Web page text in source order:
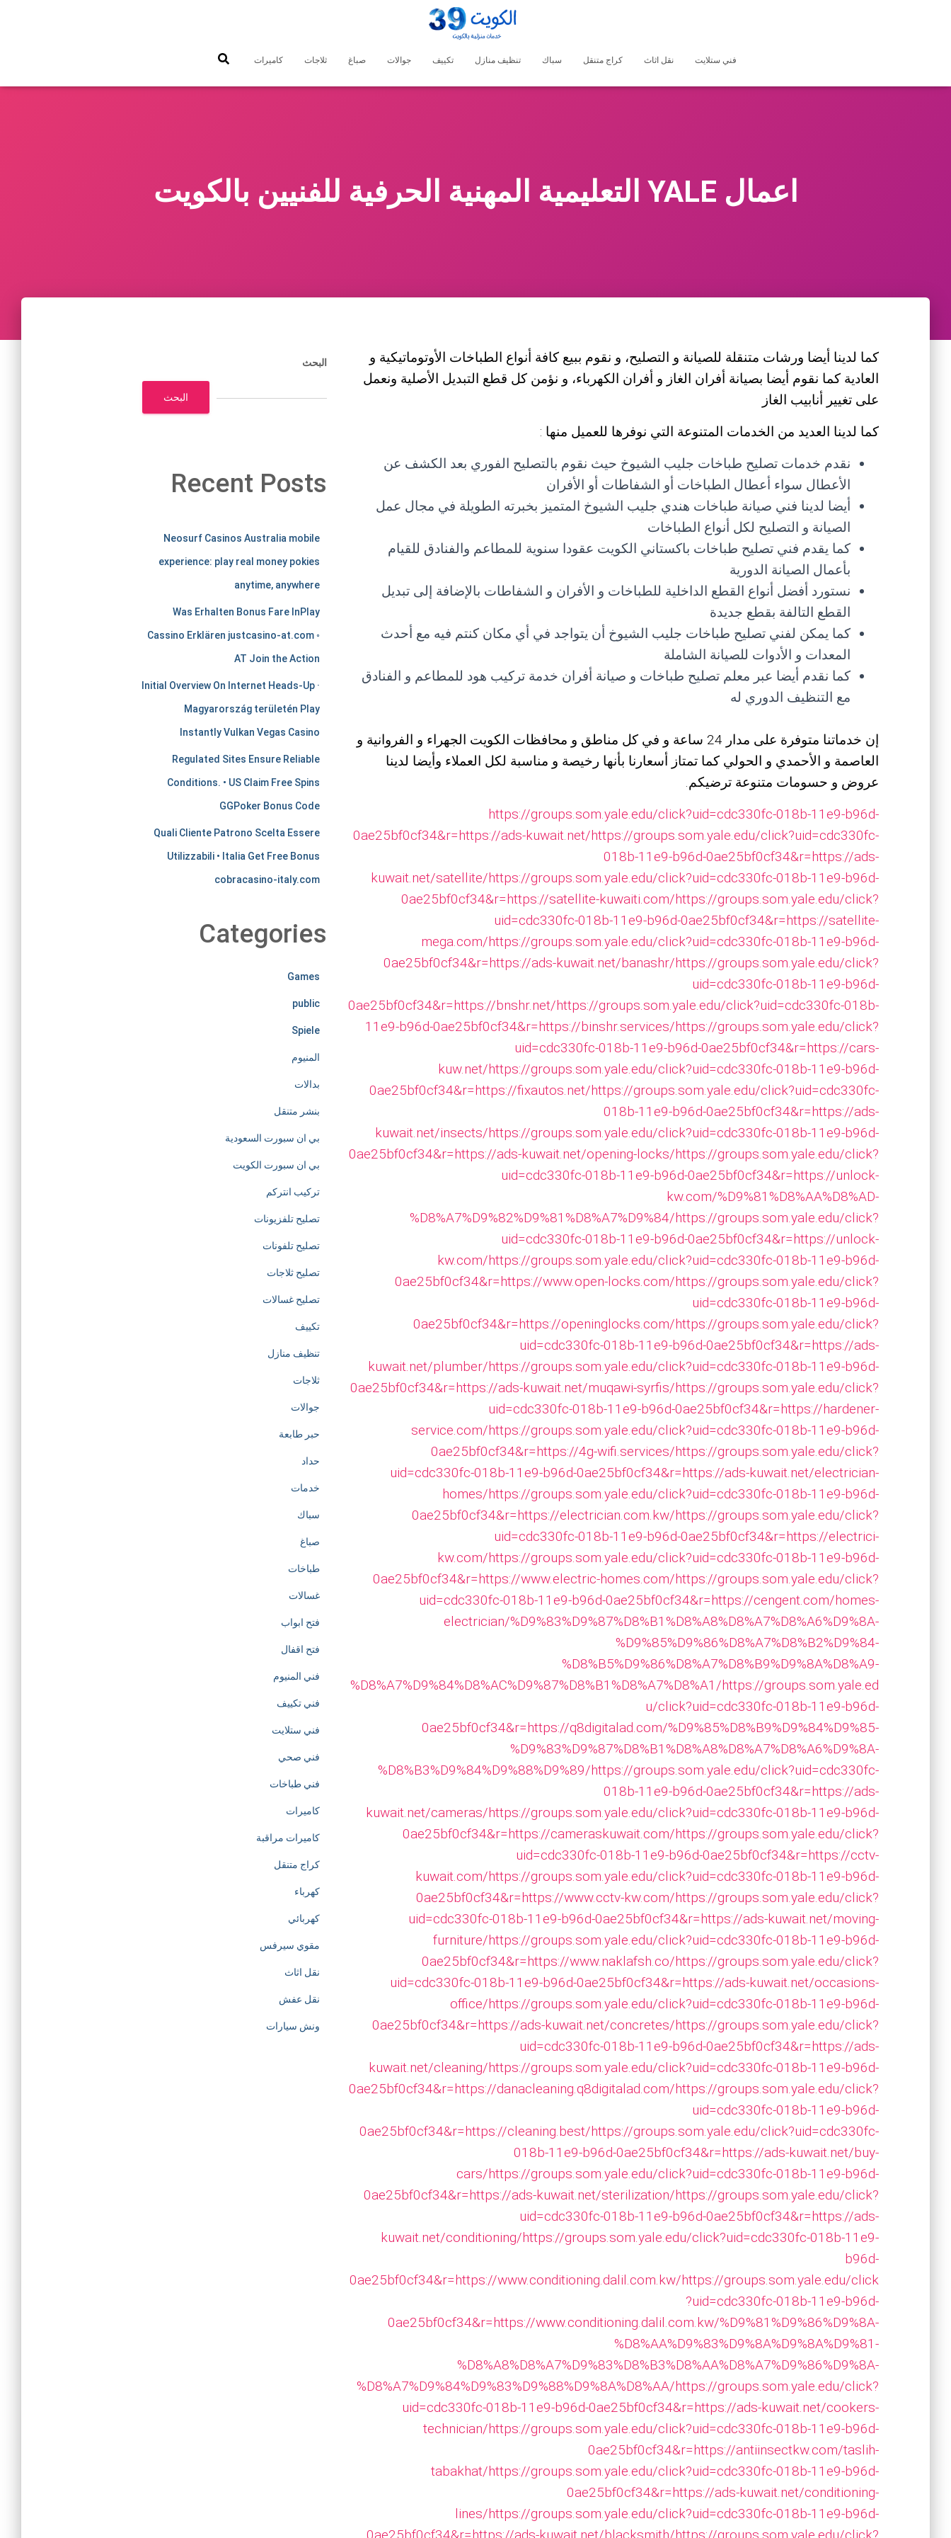
فني ستلايت نقل اثاث كراج متنقل سباك تنظيف منازل تكييف جوالات صباغ ثلاجات كاميرات
اعمال YALE التعليمية المهنية الحرفية للفنيين بالكويت
كما لدينا أيضا ورشات متنقلة للصيانة و التصليح، و نقوم ببيع كافة أنواع الطباخات الأوتوماتيكية و
العادية كما نقوم أيضا بصيانة أفران الغاز و أفران الكهرباء، و نؤمن كل قطع التبديل الأصلية ونعمل
على تغيير أنابيب الغاز
كما لدينا العديد من الخدمات المتنوعة التي نوفرها للعميل منها :
نقدم خدمات تصليح طباخات جليب الشيوخ حيث نقوم بالتصليح الفوري بعد الكشف عن
الأعطال سواء أعطال الطباخات أو الشفاطات أو الأفران
أيضا لدينا فني صيانة طباخات هندي جليب الشيوخ المتميز بخبرته الطويلة في مجال عمل
الصيانة و التصليح لكل أنواع الطباخات
كما يقدم فني تصليح طباخات باكستاني الكويت عقودا سنوية للمطاعم والفنادق للقيام
بأعمال الصيانة الدورية
نستورد أفضل أنواع القطع الداخلية للطباخات و الأفران و الشفاطات بالإضافة إلى تبديل
القطع التالفة بقطع جديدة
كما يمكن لفني تصليح طباخات جليب الشيوخ أن يتواجد في أي مكان كنتم فيه مع أحدث
المعدات و الأدوات للصيانة الشاملة
كما نقدم أيضا عبر معلم تصليح طباخات و صيانة أفران خدمة تركيب هود للمطاعم و الفنادق
مع التنظيف الدوري له
إن خدماتنا متوفرة على مدار 24 ساعة و في كل مناطق و محافظات الكويت الجهراء و الفروانية و
العاصمة و الأحمدي و الحولي كما تمتاز أسعارنا بأنها رخيصة و مناسبة لكل العملاء وأيضا لدينا
عروض و حسومات متنوعة ترضيكم.
https://groups.som.yale.edu/click?uid=cdc330fc-018b-11e9-b96d-
0ae25bf0cf34&r=https://ads-kuwait.net/https://groups.som.yale.edu/click?uid=cdc330fc-
018b-11e9-b96d-0ae25bf0cf34&r=https://ads-
kuwait.net/satellite/https://groups.som.yale.edu/click?uid=cdc330fc-018b-11e9-b96d-
0ae25bf0cf34&r=https://satellite-kuwaiti.com/https://groups.som.yale.edu/click?
uid=cdc330fc-018b-11e9-b96d-0ae25bf0cf34&r=https://satellite-
mega.com/https://groups.som.yale.edu/click?uid=cdc330fc-018b-11e9-b96d-
0ae25bf0cf34&r=https://ads-kuwait.net/banashr/https://groups.som.yale.edu/click?
uid=cdc330fc-018b-11e9-b96d-
0ae25bf0cf34&r=https://bnshr.net/https://groups.som.yale.edu/click?uid=cdc330fc-018b-
11e9-b96d-0ae25bf0cf34&r=https://binshr.services/https://groups.som.yale.edu/click?
uid=cdc330fc-018b-11e9-b96d-0ae25bf0cf34&r=https://cars-
kuw.net/https://groups.som.yale.edu/click?uid=cdc330fc-018b-11e9-b96d-
0ae25bf0cf34&r=https://fixautos.net/https://groups.som.yale.edu/click?uid=cdc330fc-
018b-11e9-b96d-0ae25bf0cf34&r=https://ads-
kuwait.net/insects/https://groups.som.yale.edu/click?uid=cdc330fc-018b-11e9-b96d-
0ae25bf0cf34&r=https://ads-kuwait.net/opening-locks/https://groups.som.yale.edu/click?
uid=cdc330fc-018b-11e9-b96d-0ae25bf0cf34&r=https://unlock-
kw.com/%D9%81%D8%AA%D8%AD-
%D8%A7%D9%82%D9%81%D8%A7%D9%84/https://groups.som.yale.edu/click?
uid=cdc330fc-018b-11e9-b96d-0ae25bf0cf34&r=https://unlock-
kw.com/https://groups.som.yale.edu/click?uid=cdc330fc-018b-11e9-b96d-
0ae25bf0cf34&r=https://www.open-locks.com/https://groups.som.yale.edu/click?
uid=cdc330fc-018b-11e9-b96d-
0ae25bf0cf34&r=https://openinglocks.com/https://groups.som.yale.edu/click?
uid=cdc330fc-018b-11e9-b96d-0ae25bf0cf34&r=https://ads-
kuwait.net/plumber/https://groups.som.yale.edu/click?uid=cdc330fc-018b-11e9-b96d-
0ae25bf0cf34&r=https://ads-kuwait.net/muqawi-syrfis/https://groups.som.yale.edu/click?
uid=cdc330fc-018b-11e9-b96d-0ae25bf0cf34&r=https://hardener-
service.com/https://groups.som.yale.edu/click?uid=cdc330fc-018b-11e9-b96d-
0ae25bf0cf34&r=https://4g-wifi.services/https://groups.som.yale.edu/click?
uid=cdc330fc-018b-11e9-b96d-0ae25bf0cf34&r=https://ads-kuwait.net/electrician-
homes/https://groups.som.yale.edu/click?uid=cdc330fc-018b-11e9-b96d-
0ae25bf0cf34&r=https://electrician.com.kw/https://groups.som.yale.edu/click?
uid=cdc330fc-018b-11e9-b96d-0ae25bf0cf34&r=https://electrici-
kw.com/https://groups.som.yale.edu/click?uid=cdc330fc-018b-11e9-b96d-
0ae25bf0cf34&r=https://www.electric-homes.com/https://groups.som.yale.edu/click?
uid=cdc330fc-018b-11e9-b96d-0ae25bf0cf34&r=https://cengent.com/homes-
electrician/%D9%83%D9%87%D8%B1%D8%A8%D8%A7%D8%A6%D9%8A-
%D9%85%D9%86%D8%A7%D8%B2%D9%84-
%D8%B5%D9%86%D8%A7%D8%B9%D9%8A%D8%A9-
%D8%A7%D9%84%D8%AC%D9%87%D8%B1%D8%A7%D8%A1/https://groups.som.yale.ed
u/click?uid=cdc330fc-018b-11e9-b96d-
0ae25bf0cf34&r=https://q8digitalad.com/%D9%85%D8%B9%D9%84%D9%85-
%D9%83%D9%87%D8%B1%D8%A8%D8%A7%D8%A6%D9%8A-
%D8%B3%D9%84%D9%88%D9%89/https://groups.som.yale.edu/click?uid=cdc330fc-
018b-11e9-b96d-0ae25bf0cf34&r=https://ads-
kuwait.net/cameras/https://groups.som.yale.edu/click?uid=cdc330fc-018b-11e9-b96d-
0ae25bf0cf34&r=https://cameraskuwait.com/https://groups.som.yale.edu/click?
uid=cdc330fc-018b-11e9-b96d-0ae25bf0cf34&r=https://cctv-
kuwait.com/https://groups.som.yale.edu/click?uid=cdc330fc-018b-11e9-b96d-
0ae25bf0cf34&r=https://www.cctv-kw.com/https://groups.som.yale.edu/click?
uid=cdc330fc-018b-11e9-b96d-0ae25bf0cf34&r=https://ads-kuwait.net/moving-
furniture/https://groups.som.yale.edu/click?uid=cdc330fc-018b-11e9-b96d-
0ae25bf0cf34&r=https://www.naklafsh.co/https://groups.som.yale.edu/click?
uid=cdc330fc-018b-11e9-b96d-0ae25bf0cf34&r=https://ads-kuwait.net/occasions-
office/https://groups.som.yale.edu/click?uid=cdc330fc-018b-11e9-b96d-
0ae25bf0cf34&r=https://ads-kuwait.net/concretes/https://groups.som.yale.edu/click?
uid=cdc330fc-018b-11e9-b96d-0ae25bf0cf34&r=https://ads-
kuwait.net/cleaning/https://groups.som.yale.edu/click?uid=cdc330fc-018b-11e9-b96d-
0ae25bf0cf34&r=https://danacleaning.q8digitalad.com/https://groups.som.yale.edu/click?
uid=cdc330fc-018b-11e9-b96d-
0ae25bf0cf34&r=https://cleaning.best/https://groups.som.yale.edu/click?uid=cdc330fc-
018b-11e9-b96d-0ae25bf0cf34&r=https://ads-kuwait.net/buy-
cars/https://groups.som.yale.edu/click?uid=cdc330fc-018b-11e9-b96d-
0ae25bf0cf34&r=https://ads-kuwait.net/sterilization/https://groups.som.yale.edu/click?
uid=cdc330fc-018b-11e9-b96d-0ae25bf0cf34&r=https://ads-
kuwait.net/conditioning/https://groups.som.yale.edu/click?uid=cdc330fc-018b-11e9-
b96d-
0ae25bf0cf34&r=https://www.conditioning.dalil.com.kw/https://groups.som.yale.edu/click
?uid=cdc330fc-018b-11e9-b96d-
0ae25bf0cf34&r=https://www.conditioning.dalil.com.kw/%D9%81%D9%86%D9%8A-
%D8%AA%D9%83%D9%8A%D9%8A%D9%81-
%D8%A8%D8%A7%D9%83%D8%B3%D8%AA%D8%A7%D9%86%D9%8A-
%D8%A7%D9%84%D9%83%D9%88%D9%8A%D8%AA/https://groups.som.yale.edu/click?
uid=cdc330fc-018b-11e9-b96d-0ae25bf0cf34&r=https://ads-kuwait.net/cookers-
technician/https://groups.som.yale.edu/click?uid=cdc330fc-018b-11e9-b96d-
0ae25bf0cf34&r=https://antiinsectkw.com/taslih-
tabakhat/https://groups.som.yale.edu/click?uid=cdc330fc-018b-11e9-b96d-
0ae25bf0cf34&r=https://ads-kuwait.net/conditioning-
lines/https://groups.som.yale.edu/click?uid=cdc330fc-018b-11e9-b96d-
البحث
البحث
Recent Posts
m
e
r
c
a
t
t
r
e
s
d
e
d
c
a
t
e
d
t
o
t
h
e
c
r
e
a
t
o
n
Neosurf Casinos Australia mobile
experience: play real money pokies
anytime, anywhere
Was Erhalten Bonus Fare InPlay
Cassino Erklären justcasino-at.com ◦
AT Join the Action
Initial Overview On Internet Heads-Up ·
Magyarország területén Play
Instantly Vulkan Vegas Casino
Regulated Sites Ensure Reliable
Conditions. • US Claim Free Spins
GGPoker Bonus Code
Quali Cliente Patrono Scelta Essere
Utilizzabili • Italia Get Free Bonus
cobracasino-italy.com
Categories
Games
public
Spiele
المنيوم
بدالات
بنشر متنقل
بي ان سبورت السعودية
بي ان سبورت الكويت
تركيب انتركم
تصليح تلفزيونات
تصليح تلفونات
تصليح ثلاجات
تصليح غسالات
تكييف
تنظيف منازل
ثلاجات
جوالات
حبر طابعة
حداد
خدمات
سباك
صباغ
طباخات
غسالات
فتح ابواب
فتح اقفال
فني المنيوم
فني تكييف
فني ستلايت
فني صحي
فني طباخات
كاميرات
كاميرات مراقبة
كراج متنقل
كهرباء
كهربائي
مقوي سيرفس
نقل اثاث
نقل عفش
ونش سيارات